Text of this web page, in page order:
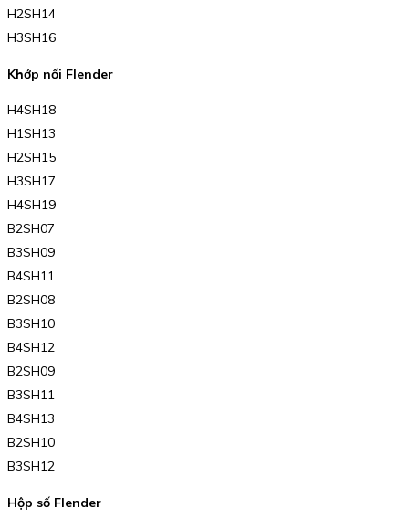
H2SH14
H3SH16
Khớp nối Flender
H4SH18
H1SH13
H2SH15
H3SH17
H4SH19
B2SH07
B3SH09
B4SH11
B2SH08
B3SH10
B4SH12
B2SH09
B3SH11
B4SH13
B2SH10
B3SH12
Hộp số Flender